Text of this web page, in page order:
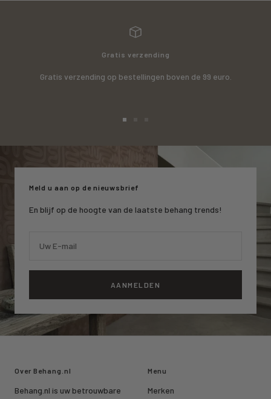
Gratis verzending
Gratis verzending op bestellingen boven de 99 euro.
1
2
slide
3
Meld u aan op de nieuwsbrief
En blijf op de hoogte van de laatste behang trends!
Uw E-mail
AANMELDEN
Over Behang.nl
Behang.nl is uw betrouwbare
Menu
Merken